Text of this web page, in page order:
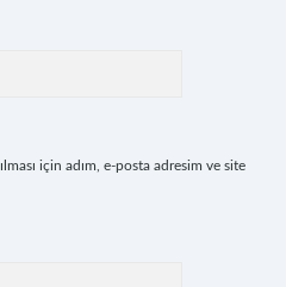
için adım, e-posta adresim ve site